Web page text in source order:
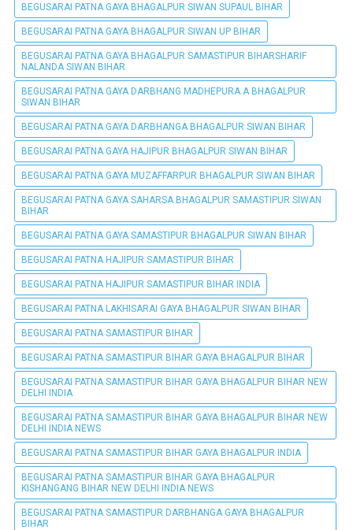
BEGUSARAI PATNA GAYA BHAGALPUR SIWAN SUPAUL BIHAR
BEGUSARAI PATNA GAYA BHAGALPUR SIWAN UP BIHAR
BEGUSARAI PATNA GAYA BHAGALPUR SAMASTIPUR BIHARSHARIF
NALANDA SIWAN BIHAR
BEGUSARAI PATNA GAYA DARBHANG MADHEPURA A BHAGALPUR
SIWAN BIHAR
BEGUSARAI PATNA GAYA DARBHANGA BHAGALPUR SIWAN BIHAR
BEGUSARAI PATNA GAYA HAJIPUR BHAGALPUR SIWAN BIHAR
BEGUSARAI PATNA GAYA MUZAFFARPUR BHAGALPUR SIWAN BIHAR
BEGUSARAI PATNA GAYA SAHARSA BHAGALPUR SAMASTIPUR SIWAN
BIHAR
BEGUSARAI PATNA GAYA SAMASTIPUR BHAGALPUR SIWAN BIHAR
BEGUSARAI PATNA HAJIPUR SAMASTIPUR BIHAR
BEGUSARAI PATNA HAJIPUR SAMASTIPUR BIHAR INDIA
BEGUSARAI PATNA LAKHISARAI GAYA BHAGALPUR SIWAN BIHAR
BEGUSARAI PATNA SAMASTIPUR BIHAR
BEGUSARAI PATNA SAMASTIPUR BIHAR GAYA BHAGALPUR BIHAR
BEGUSARAI PATNA SAMASTIPUR BIHAR GAYA BHAGALPUR BIHAR NEW
DELHI INDIA
BEGUSARAI PATNA SAMASTIPUR BIHAR GAYA BHAGALPUR BIHAR NEW
DELHI INDIA NEWS
BEGUSARAI PATNA SAMASTIPUR BIHAR GAYA BHAGALPUR INDIA
BEGUSARAI PATNA SAMASTIPUR BIHAR GAYA BHAGALPUR
KISHANGANG BIHAR NEW DELHI INDIA NEWS
BEGUSARAI PATNA SAMASTIPUR DARBHANGA GAYA BHAGALPUR
BIHAR